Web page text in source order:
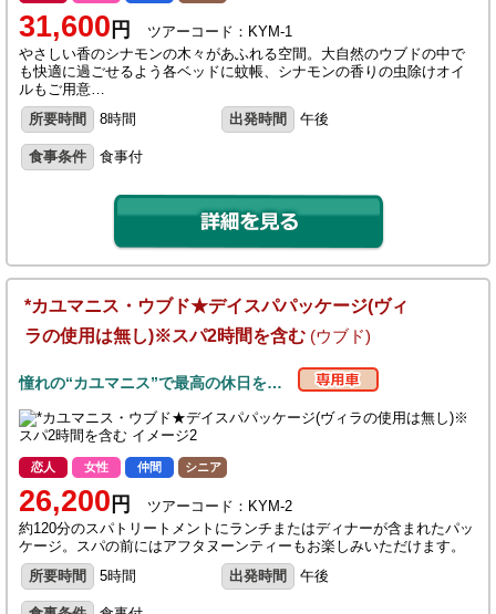
31,600 円
ツアーコード：KYM-1
やさしい香のシナモンの木々があふれる空間。大自然のウブドの中で
も快適に過ごせるよう各ベッドに蚊帳、シナモンの香りの虫除けオイ
ルもご用意…
所要時間
8時間 出発時間 午後
食事条件 食事付
*カユマニス・ウブド★デイスパパッケージ(ヴィ
ラの使用は無し)※スパ2時間を含む (ウブド)
憧れの“カユマニス”で最高の休日を…
恋人 女性 仲間 シニア
26,200 円
ツアーコード：KYM-2
約120分のスパトリートメントにランチまたはディナーが含まれたパッ
ケージ。スパの前にはアフタヌーンティーもお楽しみいただけます。
所要時間
5時間 出発時間 午後